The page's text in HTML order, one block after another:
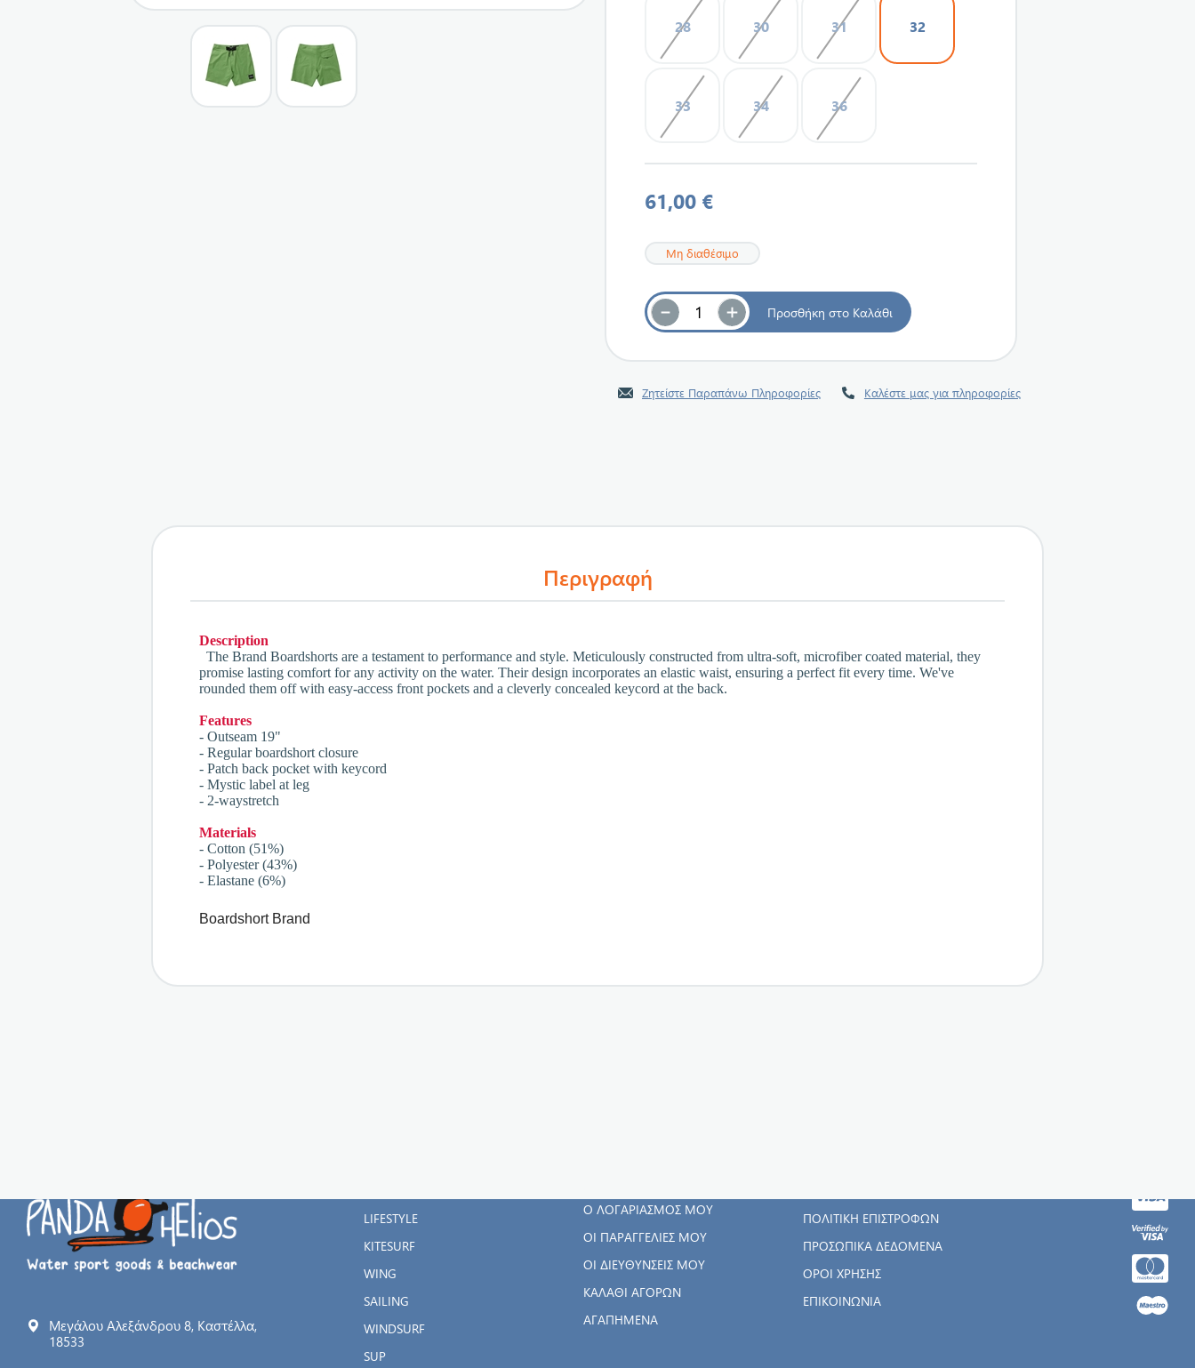
28 30 31 32
33 34 36
61,00 €
Μη διαθέσιμο
Ζητείστε Παραπάνω Πληροφορίες Καλέστε μας για πληροφορίες
Περιγραφή
Description
The Brand Boardshorts are a testament to performance and style. Meticulously constructed from ultra-soft, microfiber coated material, they
promise lasting comfort for any activity on the water. Their design incorporates an elastic waist, ensuring a perfect fit every time. We've
rounded them off with easy-access front pockets and a cleverly concealed keycord at the back.
Features
- Outseam 19"
- Regular boardshort closure
- Patch back pocket with keycord
- Mystic label at leg
- 2-waystretch
Materials
- Cotton (51%)
- Polyester (43%)
- Elastane (6%)
Boardshort Brand
Μεγάλου Αλεξάνδρου 8, Καστέλλα,
18533
LIFESTYLE
KITESURF
WING
SAILING
WINDSURF
SUP
Ο ΛΟΓΑΡΙΑΣΜΌΣ ΜΟΥ
ΟΙ ΠΑΡΑΓΓΕΛΊΕΣ ΜΟΥ
ΟΙ ΔΙΕΥΘΎΝΣΕΙΣ ΜΟΥ
ΚΑΛΆΘΙ ΑΓΟΡΏΝ
ΑΓΑΠΗΜΈΝΑ
ΠΟΛΙΤΙΚΉ ΕΠΙΣΤΡΟΦΏΝ
ΠΡΟΣΩΠΙΚΆ ΔΕΔΟΜΈΝΑ
ΌΡΟΙ ΧΡΉΣΗΣ
ΕΠΙΚΟΙΝΩΝΊΑ